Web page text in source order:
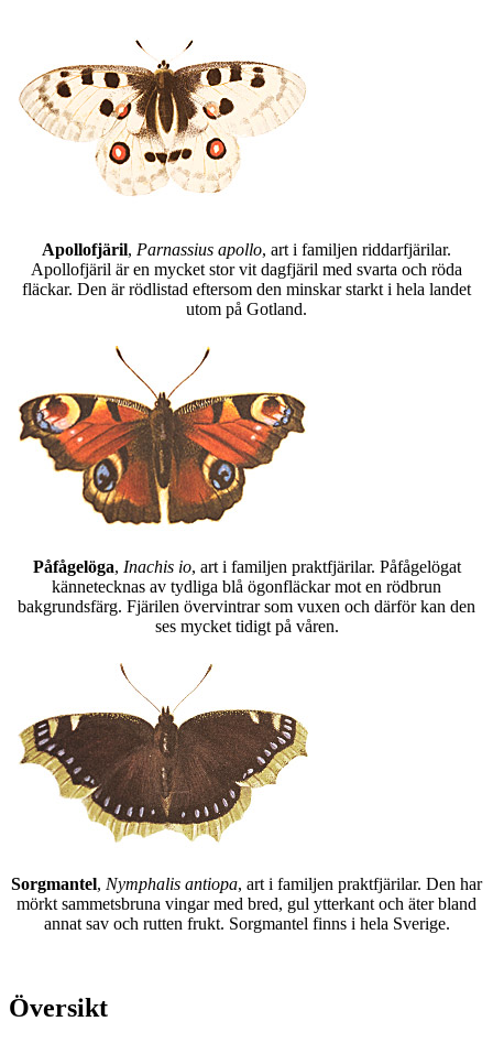
Apollofjäril, Parnassius apollo, art i familjen riddarfjärilar.
Apollofjäril är en mycket stor vit dagfjäril med svarta och röda
fläckar. Den är rödlistad eftersom den minskar starkt i hela landet
utom på Gotland.
Påfågelöga, Inachis io, art i familjen praktfjärilar. Påfågelögat
kännetecknas av tydliga blå ögonfläckar mot en rödbrun
bakgrundsfärg. Fjärilen övervintrar som vuxen och därför kan den
ses mycket tidigt på våren.
Sorgmantel, Nymphalis antiopa, art i familjen praktfjärilar. Den har
mörkt sammetsbruna vingar med bred, gul ytterkant och äter bland
annat sav och rutten frukt. Sorgmantel finns i hela Sverige.
Översikt